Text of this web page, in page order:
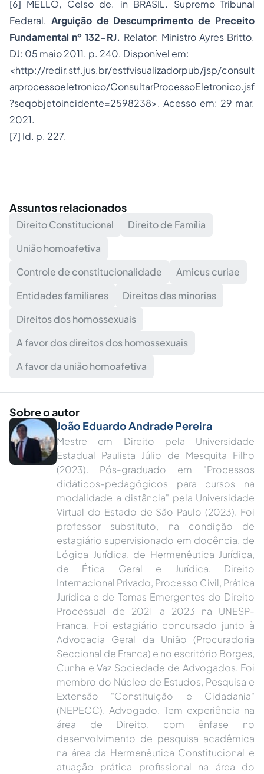
[6] MELLO, Celso de. in BRASIL. Supremo Tribunal
Federal. Arguição de Descumprimento de Preceito
Fundamental nº 132-RJ. Relator: Ministro Ayres Britto.
DJ: 05 maio 2011. p. 240. Disponível em:
<http://redir.stf.jus.br/estfvisualizadorpub/jsp/consult
arprocessoeletronico/ConsultarProcessoEletronico.jsf
?seqobjetoincidente=2598238>. Acesso em: 29 mar.
2021.
[7] Id. p. 227.
Assuntos relacionados
Direito Constitucional
Direito de Família
União homoafetiva
Controle de constitucionalidade
Amicus curiae
Entidades familiares
Direitos das minorias
Direitos dos homossexuais
A favor dos direitos dos homossexuais
A favor da união homoafetiva
Sobre o autor
João Eduardo Andrade Pereira
Mestre em Direito pela Universidade
Estadual Paulista Júlio de Mesquita Filho
(2023). Pós-graduado em "Processos
didáticos-pedagógicos para cursos na
modalidade a distância" pela Universidade
Virtual do Estado de São Paulo (2023). Foi
professor substituto, na condição de
estagiário supervisionado em docência, de
Lógica Jurídica, de Hermenêutica Jurídica,
de Ética Geral e Jurídica, Direito
Internacional Privado, Processo Civil, Prática
Jurídica e de Temas Emergentes do Direito
Processual de 2021 a 2023 na UNESP-
Franca. Foi estagiário concursado junto à
Advocacia Geral da União (Procuradoria
Seccional de Franca) e no escritório Borges,
Cunha e Vaz Sociedade de Advogados. Foi
membro do Núcleo de Estudos, Pesquisa e
Extensão "Constituição e Cidadania"
(NEPECC). Advogado. Tem experiência na
área de Direito, com ênfase no
desenvolvimento de pesquisa acadêmica
na área da Hermenêutica Constitucional e
atuação prática profissional na área do